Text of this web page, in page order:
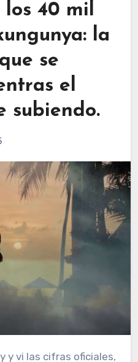
los 40 mil
la
se
el
subiendo.